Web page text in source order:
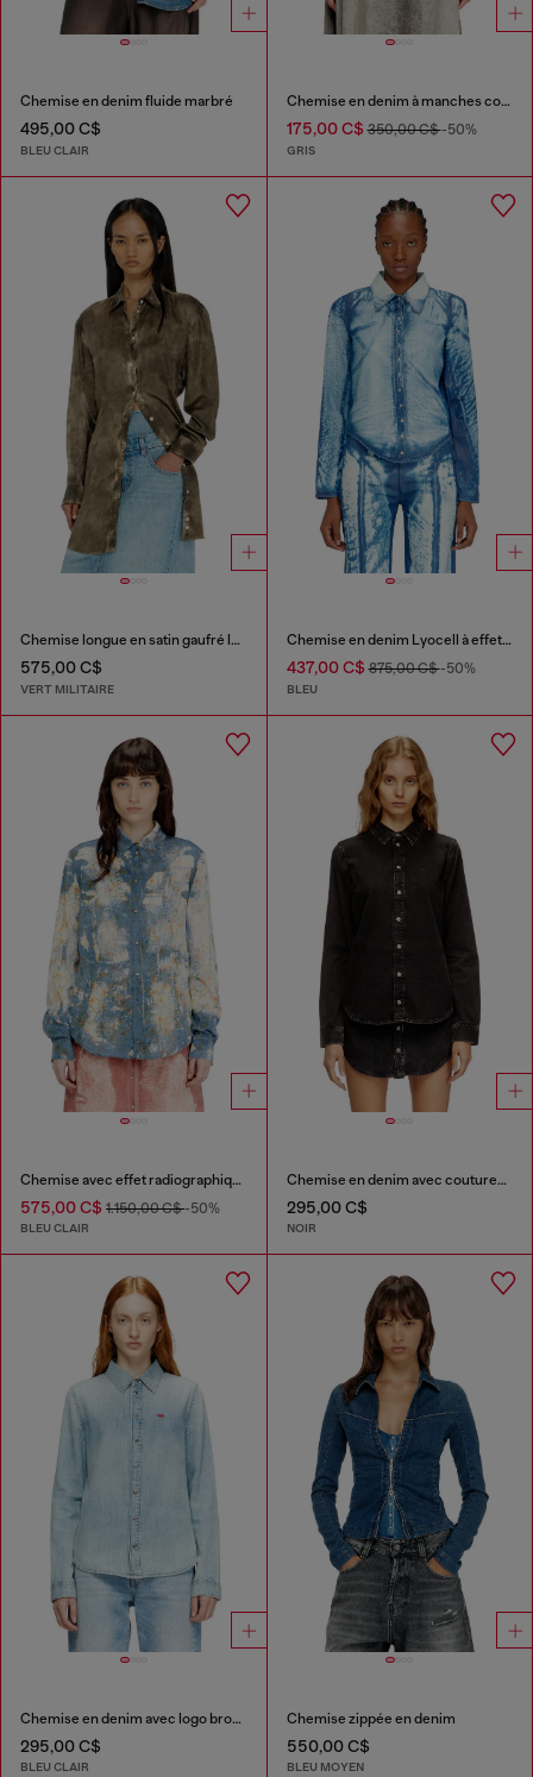
Chemise en denim fluide marbré
495,00 C$
BLEU CLAIR
Chemise en denim à manches courtes avec des rayures sportives
175,00 C$350,00 C$-50%
GRIS
Chemise longue en satin gaufré logo-jacquard
575,00 C$
VERT MILITAIRE
Chemise en denim Lyocell à effet X-Ray
437,00 C$875,00 C$-50%
BLEU
Chemise avec effet radiographique floral
575,00 C$ 1.150,00 C$-50%
BLEU CLAIR
Chemise en denim avec coutures contrastées.
295,00 C$
NOIR
Chemise en denim avec logo brodé
295,00 C$
BLEU CLAIR
Chemise zippée en denim
550,00 C$
BLEU MOYEN